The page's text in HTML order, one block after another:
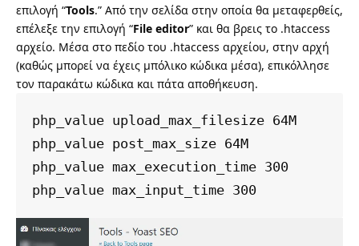
επιλογή “Tools.” Από την σελίδα στην οποία θα μεταφερθείς,
επέλεξε την επιλογή “File editor” και θα βρεις το .htaccess
αρχείο. Μέσα στο πεδίο του .htaccess αρχείου, στην αρχή
(καθώς μπορεί να έχεις μπόλικο κώδικα μέσα), επικόλλησε
τον παρακάτω κώδικα και πάτα αποθήκευση.
php_value upload_max_filesize 64M
php_value post_max_size 64M
php_value max_execution_time 300
php_value max_input_time 300